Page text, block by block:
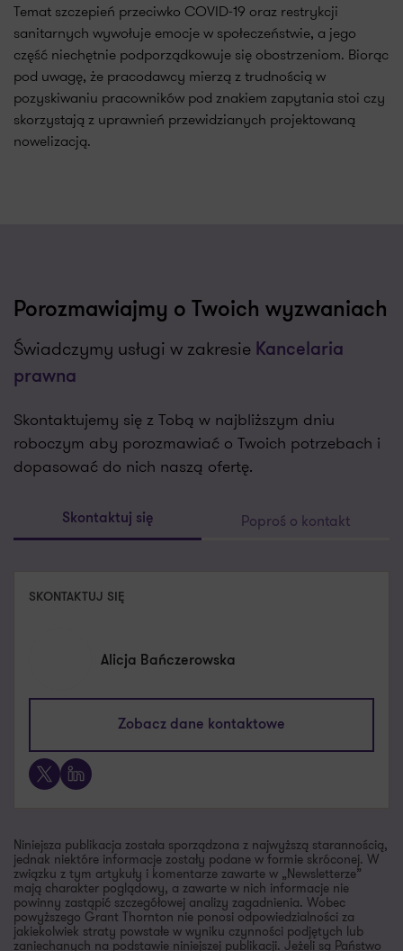
Temat szczepień przeciwko COVID-19 oraz restrykcji
sanitarnych wywołuje emocje w społeczeństwie, a jego
część niechętnie podporządkowuje się obostrzeniom. Biorąc
pod uwagę, że pracodawcy mierzą z trudnością w
pozyskiwaniu pracowników pod znakiem zapytania stoi czy
skorzystają z uprawnień przewidzianych projektowaną
nowelizacją.
Porozmawiajmy o Twoich wyzwaniach
Świadczymy usługi w zakresie Kancelaria
prawna
Skontaktujemy się z Tobą w najbliższym dniu
roboczym aby porozmawiać o Twoich potrzebach i
dopasować do nich naszą ofertę.
Skontaktuj się Poproś o kontakt
SKONTAKTUJ SIĘ
Alicja Bańczerowska
Zobacz dane kontaktowe
kontakt@pl.gt.com
X LinkedIn
Niniejsza publikacja została sporządzona z najwyższą starannością,
jednak niektóre informacje zostały podane w formie skróconej. W
związku z tym artykuły i komentarze zawarte w „Newsletterze”
mają charakter poglądowy, a zawarte w nich informacje nie
powinny zastąpić szczegółowej analizy zagadnienia. Wobec
powyższego Grant Thornton nie ponosi odpowiedzialności za
jakiekolwiek straty powstałe w wyniku czynności podjętych lub
zaniechanych na podstawie niniejszej publikacji. Jeżeli są Państwo